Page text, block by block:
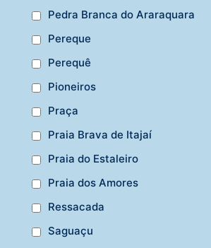
Pedra Branca do Araraquara
Pereque
Perequê
Pioneiros
Praça
Praia Brava de Itajaí
Praia do Estaleiro
Praia dos Amores
Ressacada
Saguaçu